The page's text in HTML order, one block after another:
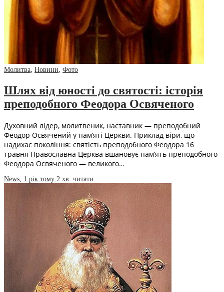
Молитва, Новини, Фото
Шлях від юності до святості: історія
преподобного Феодора Освяченого
Духовний лідер, молитвеник, наставник — преподобний
Феодор Освячений у пам’яті Церкви. Приклад віри, що
надихає покоління: святість преподобного Феодора 16
травня Православна Церква вшановує пам’ять преподобного
Феодора Освяченого — великого…
News, 1 рік тому 2 хв. читати